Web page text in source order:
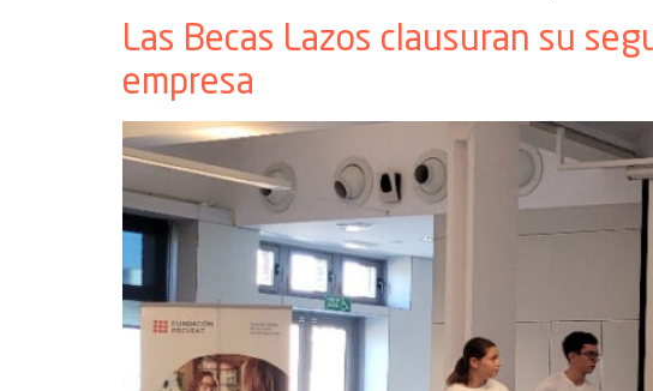
Las Becas Lazos clausuran su
empresa